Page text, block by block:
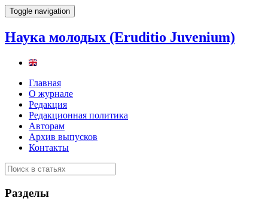
Toggle navigation
Наука молодых (Eruditio Juvenium)
Главная
О журнале
Редакция
Редакционная политика
Авторам
Архив выпусков
Контакты
Разделы